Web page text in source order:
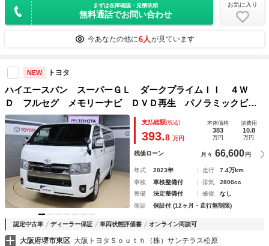
まずは在庫確認・見積依頼
無料通話でお問い合わせ
お気に入り
今あなたの他に6人 が見ています
NEW トヨタ
ハイエースバン スーパーＧＬ ダークプライムＩＩ ４Ｗ
Ｄ フルセグ メモリーナビ ＤＶＤ再生 パノラミックビュ
ーモニター 衝突被害軽減システム ＰＫＳＢ ＥＴＣ 両側
電動スライド ＬＥＤヘッドランプ ワンオーナー ディーゼ
ル デジタルインナーミラー
支払総額(税込)
393.8 万円
本体価格
383
万円
諸費用
10.8
万円
残価ローン 月々 66,600 円
年式 2023年 走行
7.4万km
車検
車検整備付 排気
2800cc
整備
法定整備付 修復
なし
保証
保証付 (12ヶ月・走行無制限)
認定中古車 ディーラー保証 車両状態評価書 オンライン商談可
大阪府堺市東区 大阪トヨタＳｏｕｔｈ（株）サンテラス松原